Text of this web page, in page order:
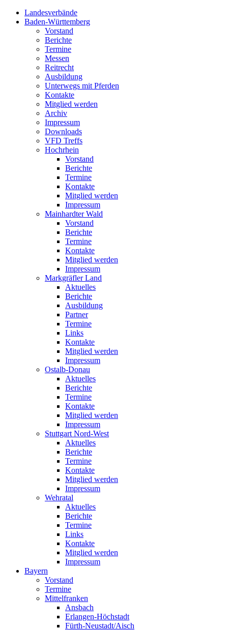
Landesverbände
Baden-Württemberg
Vorstand
Berichte
Termine
Messen
Reitrecht
Ausbildung
Unterwegs mit Pferden
Kontakte
Mitglied werden
Archiv
Impressum
Downloads
VFD Treffs
Hochrhein
Vorstand
Berichte
Termine
Kontakte
Mitglied werden
Impressum
Mainhardter Wald
Vorstand
Berichte
Termine
Kontakte
Mitglied werden
Impressum
Markgräfler Land
Aktuelles
Berichte
Ausbildung
Partner
Termine
Links
Kontakte
Mitglied werden
Impressum
Ostalb-Donau
Aktuelles
Berichte
Termine
Kontakte
Mitglied werden
Impressum
Stuttgart Nord-West
Aktuelles
Berichte
Termine
Kontakte
Mitglied werden
Impressum
Wehratal
Aktuelles
Berichte
Termine
Links
Kontakte
Mitglied werden
Impressum
Bayern
Vorstand
Termine
Mittelfranken
Ansbach
Erlangen-Höchstadt
Fürth-Neustadt/Aisch